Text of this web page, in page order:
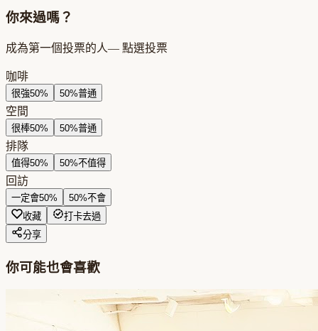
你來過嗎？
成為第一個投票的人— 點選投票
咖啡
很強50% 50%普通
空間
很棒50% 50%普通
排隊
值得50% 50%不值得
回訪
一定會50% 50%不會
收藏
打卡去過
分享
你可能也會喜歡